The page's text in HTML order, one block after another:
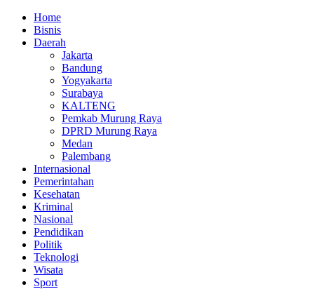
Home
Bisnis
Daerah
Jakarta
Bandung
Yogyakarta
Surabaya
KALTENG
Pemkab Murung Raya
DPRD Murung Raya
Medan
Palembang
Internasional
Pemerintahan
Kesehatan
Kriminal
Nasional
Pendidikan
Politik
Teknologi
Wisata
Sport